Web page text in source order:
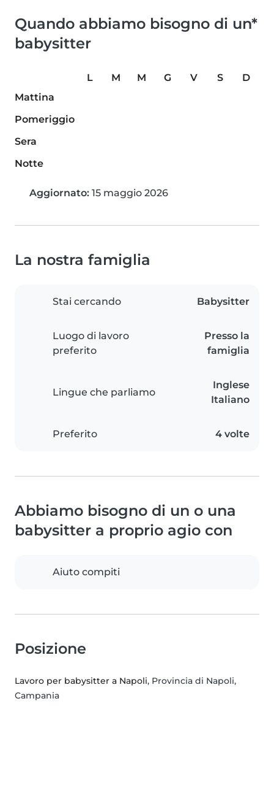
Quando abbiamo bisogno di un*
babysitter
L M M G V S
D
Mattina
Pomeriggio
Sera
Notte
Aggiornato: 15 maggio 2026
La nostra famiglia
Stai cercando Babysitter
Luogo di lavoro
preferito
Presso la
famiglia
Lingue che parliamo
Inglese
Italiano
Preferito 4 volte
Abbiamo bisogno di un o una
babysitter a proprio agio con
Aiuto compiti
Posizione
Lavoro per babysitter a Napoli, Provincia di Napoli,
Campania